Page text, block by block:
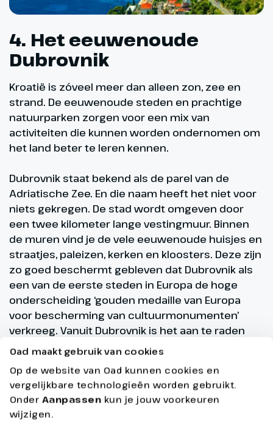
Oad maakt gebruik van cookies
Op de website van Oad kunnen cookies en
vergelijkbare technologieën worden gebruikt.
Onder Aanpassen kun je jouw voorkeuren
wijzigen.
4. Het eeuwenoude
Dubrovnik
Kroatië is zóveel meer dan alleen zon, zee en
strand. De eeuwenoude steden en prachtige
natuurparken zorgen voor een mix van
activiteiten die kunnen worden ondernomen om
het land beter te leren kennen.
Dubrovnik staat bekend als de parel van de
Adriatische Zee. En die naam heeft het niet voor
niets gekregen. De stad wordt omgeven door
een twee kilometer lange vestingmuur. Binnen
de muren vind je de vele eeuwenoude huisjes en
straatjes, paleizen, kerken en kloosters. Deze zijn
zo goed beschermt gebleven dat Dubrovnik als
een van de eerste steden in Europa de hoge
onderscheiding ‘gouden medaille van Europa
voor bescherming van cultuurmonumenten’
verkreeg. Vanuit Dubrovnik is het aan te raden
om steden Split, de stad van de keizer, en Šibenik
echt te bezoeken. Het Nationale Park van Krka,
bekend om haar geweldige watervallen en
azuurblauwe meren, mag je absoluut niet
overslaan!